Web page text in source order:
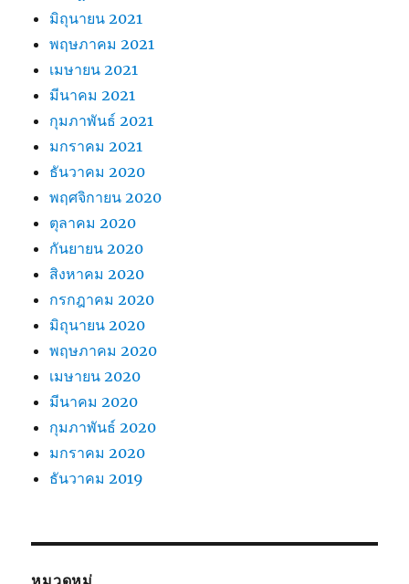
มิถุนายน 2021
พฤษภาคม 2021
เมษายน 2021
มีนาคม 2021
กุมภาพันธ์ 2021
มกราคม 2021
ธันวาคม 2020
พฤศจิกายน 2020
ตุลาคม 2020
กันยายน 2020
สิงหาคม 2020
กรกฎาคม 2020
มิถุนายน 2020
พฤษภาคม 2020
เมษายน 2020
มีนาคม 2020
กุมภาพันธ์ 2020
มกราคม 2020
ธันวาคม 2019